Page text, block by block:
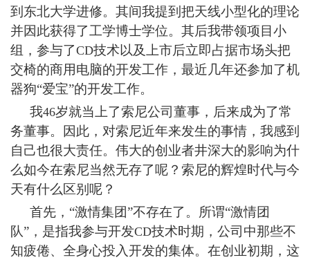
到东北大学进修。其间我提到把天线小型化的理论
并因此获得了工学博士学位。其后我带领项目小
组，参与了CD技术以及上市后立即占据市场头把
交椅的商用电脑的开发工作，最近几年还参加了机
器狗“爱宝”的开发工作。
我46岁就当上了索尼公司董事，后来成为了常
务董事。因此，对索尼近年来发生的事情，我感到
自己也很大责任。伟大的创业者井深大的影响为什
么如今在索尼当然无存了呢？索尼的辉煌时代与今
天有什么区别呢？
首先，“激情集团”不存在了。所谓“激情团
队”，是指我参与开发CD技术时期，公司中那些不
知疲倦、全身心投入开发的集体。在创业初期，这